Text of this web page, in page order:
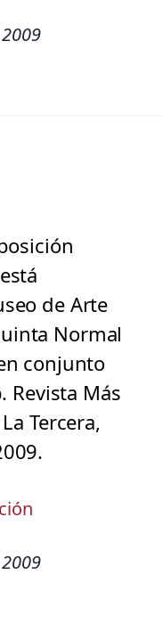
de Arte
Normal
conjunto
Revista Más
Tercera,